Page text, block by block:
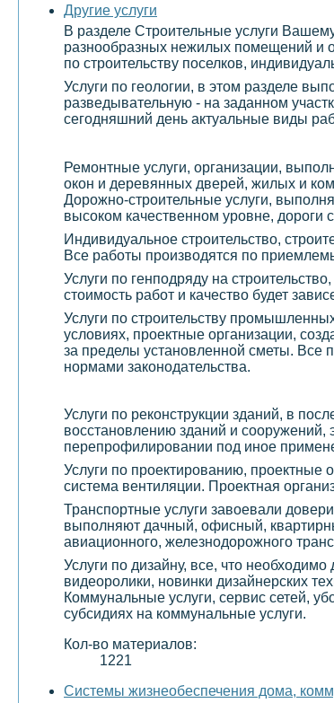
Другие услуги
В разделе Строительные услуги
разнообразных нежилых помещений и
по строительству поселков,
Услуги по геологии, в этом разделе
разведывательную - на заданном
сегодняшний день актуальные виды
Ремонтные услуги, организации,
окон и деревянных дверей, жилых и
Дорожно-строительные услуги,
высоком качественном уровне, дороги
Индивидуальное строительство,
Все работы производятся по
Услуги по генподряду на
стоимость работ и качество будет
Услуги по строительству
условиях, проектные организации,
за пределы установленной сметы. Все
нормами законодательства.
Услуги по реконструкции зданий, в
восстановлению зданий и сооружений,
перепрофилировании под иное
Услуги по проектированию, проектные
система вентиляции. Проектная
Транспортные услуги завоевали
выполняют дачный, офисный,
авиационного, железнодорожного
Услуги по дизайну, все, что
видеоролики, новинки дизайнерских
Коммунальные услуги, сервис сетей,
субсидиях на коммунальные услуги.
Кол-во материалов:
1221
Системы жизнеобеспечения дома,